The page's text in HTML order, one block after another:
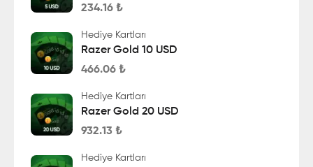
234.16 ₺
Hediye Kartları
Razer Gold 10 USD
466.06 ₺
Hediye Kartları
Razer Gold 20 USD
932.13 ₺
Hediye Kartları